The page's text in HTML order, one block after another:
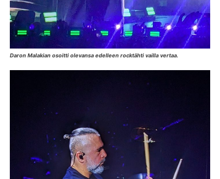
Daron Malakian osoitti olevansa edelleen rocktähti vailla vertaa.